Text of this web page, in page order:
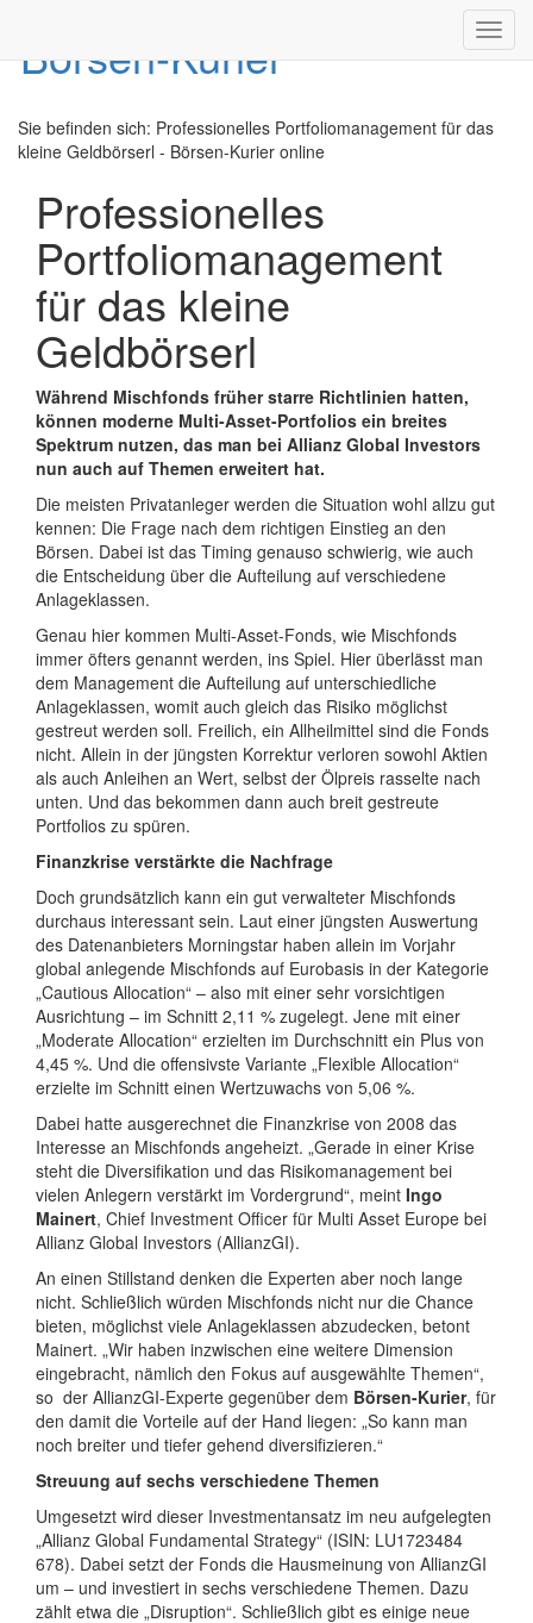
Sie befinden sich: Professionelles Portfoliomanagement für das
kleine Geldbörserl - Börsen-Kurier online
Professionelles
Portfoliomanagement
für das kleine
Geldbörserl
Während Mischfonds früher starre Richtlinien hatten,
können moderne Multi-Asset-Portfolios ein breites
Spektrum nutzen, das man bei Allianz Global Investors
nun auch auf Themen erweitert hat.
Die meisten Privatanleger werden die Situation wohl allzu gut
kennen: Die Frage nach dem richtigen Einstieg an den
Börsen. Dabei ist das Timing genauso schwierig, wie auch
die Entscheidung über die Aufteilung auf verschiedene
Anlageklassen.
Genau hier kommen Multi-Asset-Fonds, wie Mischfonds
immer öfters genannt werden, ins Spiel. Hier überlässt man
dem Management die Aufteilung auf unterschiedliche
Anlageklassen, womit auch gleich das Risiko möglichst
gestreut werden soll. Freilich, ein Allheilmittel sind die Fonds
nicht. Allein in der jüngsten Korrektur verloren sowohl Aktien
als auch Anleihen an Wert, selbst der Ölpreis rasselte nach
unten. Und das bekommen dann auch breit gestreute
Portfolios zu spüren.
Finanzkrise verstärkte die Nachfrage
Doch grundsätzlich kann ein gut verwalteter Mischfonds
durchaus interessant sein. Laut einer jüngsten Auswertung
des Datenanbieters Morningstar haben allein im Vorjahr
global anlegende Mischfonds auf Eurobasis in der Kategorie
„Cautious Allocation“ – also mit einer sehr vorsichtigen
Ausrichtung – im Schnitt 2,11 % zugelegt. Jene mit einer
„Moderate Allocation“ erzielten im Durchschnitt ein Plus von
4,45 %. Und die offensivste Variante „Flexible Allocation“
erzielte im Schnitt einen Wertzuwachs von 5,06 %.
Dabei hatte ausgerechnet die Finanzkrise von 2008 das
Interesse an Mischfonds angeheizt. „Gerade in einer Krise
steht die Diversifikation und das Risikomanagement bei
vielen Anlegern verstärkt im Vordergrund“, meint Ingo
Mainert, Chief Investment Officer für Multi Asset Europe bei
Allianz Global Investors (AllianzGI).
An einen Stillstand denken die Experten aber noch lange
nicht. Schließlich würden Mischfonds nicht nur die Chance
bieten, möglichst viele Anlageklassen abzudecken, betont
Mainert. „Wir haben inzwischen eine weitere Dimension
eingebracht, nämlich den Fokus auf ausgewählte Themen“,
so der AllianzGI-Experte gegenüber dem Börsen-Kurier, für
den damit die Vorteile auf der Hand liegen: „So kann man
noch breiter und tiefer gehend diversifizieren.“
Streuung auf sechs verschiedene Themen
Umgesetzt wird dieser Investmentansatz im neu aufgelegten
„Allianz Global Fundamental Strategy“ (ISIN: LU1723484
678). Dabei setzt der Fonds die Hausmeinung von AllianzGI
um – und investiert in sechs verschiedene Themen. Dazu
zählt etwa die „Disruption“. Schließlich gibt es einige neue